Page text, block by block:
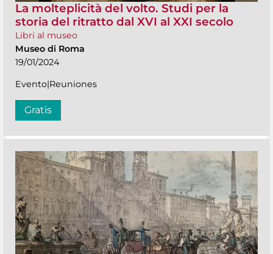
La molteplicità del volto. Studi per la
storia del ritratto dal XVI al XXI secolo
Libri al museo
Museo di Roma
19/01/2024
Evento|Reuniones
Gratis